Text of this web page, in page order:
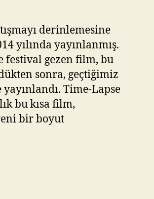
ıl
m
a
z
(2015)
derinlemesine
yılında yayınlanmış.
festival gezen film, bu
sonra, geçtiğimiz
Time-Lapse
bu kısa film,
bir boyut